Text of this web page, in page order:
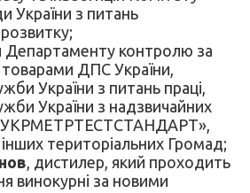
України з питань
Департаменту контролю за
ДПС України,
України з питань праці,
України з надзвичайних
інших територіальних Громад;
, дистилер, який проходить
винокурні за новими